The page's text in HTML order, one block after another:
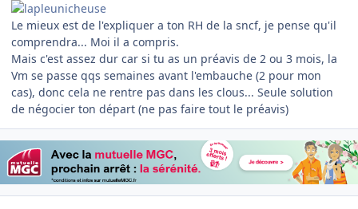
Le mieux est de l'expliquer a ton RH de la sncf, je pense qu'il
comprendra... Moi il a compris.
Mais c'est assez dur car si tu as un préavis de 2 ou 3 mois, la
Vm se passe qqs semaines avant l'embauche (2 pour mon
cas), donc cela ne rentre pas dans les clous... Seule solution
de négocier ton départ (ne pas faire tout le préavis)